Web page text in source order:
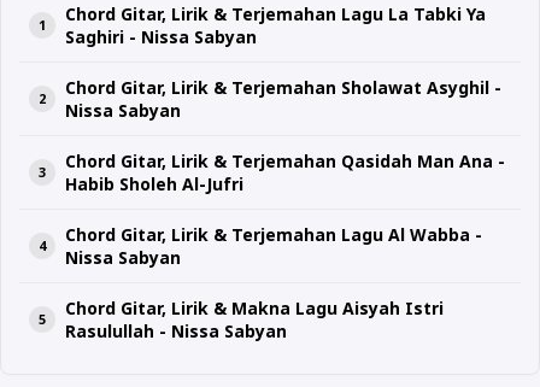
Chord Gitar, Lirik & Terjemahan Lagu La Tabki Ya
Saghiri - Nissa Sabyan
Chord Gitar, Lirik & Terjemahan Sholawat Asyghil -
Nissa Sabyan
Chord Gitar, Lirik & Terjemahan Qasidah Man Ana -
Habib Sholeh Al-Jufri
Chord Gitar, Lirik & Terjemahan Lagu Al Wabba -
Nissa Sabyan
Chord Gitar, Lirik & Makna Lagu Aisyah Istri
Rasulullah - Nissa Sabyan